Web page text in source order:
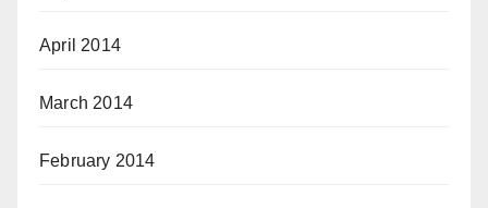
April 2014
March 2014
February 2014